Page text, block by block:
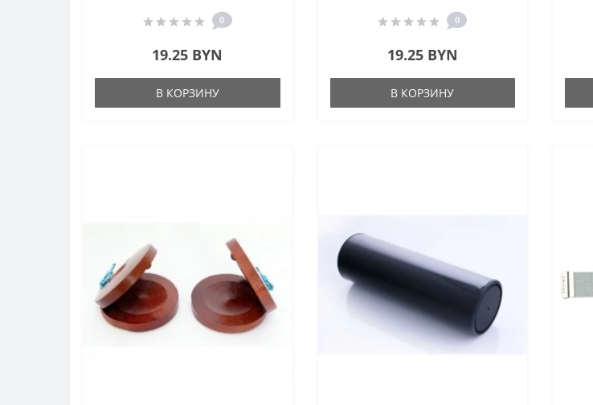
0
19.25 BYN
В КОРЗИНУ
0
19.25 BYN
В КОРЗИНУ